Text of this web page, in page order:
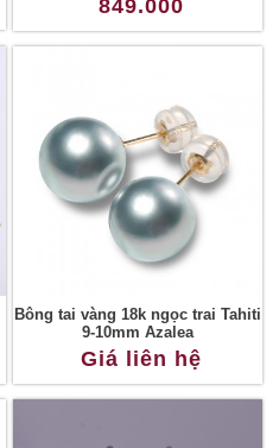
849.000
Bông tai vàng 18k ngọc trai Tahiti
9-10mm Azalea
Giá liên hệ